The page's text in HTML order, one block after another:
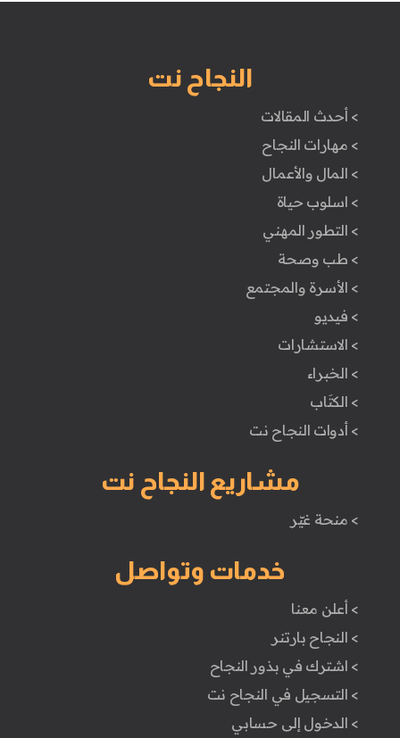
النجاح نت
> أحدث المقالات
> مهارات النجاح
> المال والأعمال
> اسلوب حياة
> التطور المهني
> طب وصحة
> الأسرة والمجتمع
> فيديو
> الاستشارات
> الخبراء
> الكتَاب
> أدوات النجاح نت
مشاريع النجاح نت
> منحة غيّر
خدمات وتواصل
> أعلن معنا
> النجاح بارتنر
> اشترك في بذور النجاح
> التسجيل في النجاح نت
> الدخول إلى حسابي